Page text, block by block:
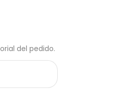
del pedido.